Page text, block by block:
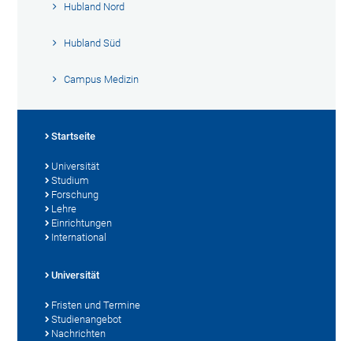
Hubland Nord
Hubland Süd
Campus Medizin
Startseite
Universität
Studium
Forschung
Lehre
Einrichtungen
International
Universität
Fristen und Termine
Studienangebot
Nachrichten